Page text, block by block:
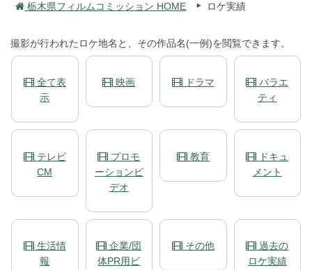
栃木県フィルムコミッション HOME ロケ実績
撮影が行われたロケ地名と、その作品名(一例)を閲覧できます。
全て表
示
映画 ドラマ
バラエ
ティ
テレビ
CM
プロモ
ーションビ
デオ
教育
ドキュ
メント
生活情
報
企業/団
体PR用ビ
その他
過去の
ロケ実績